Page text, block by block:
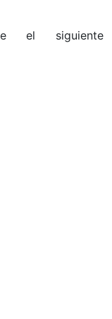
el siguiente